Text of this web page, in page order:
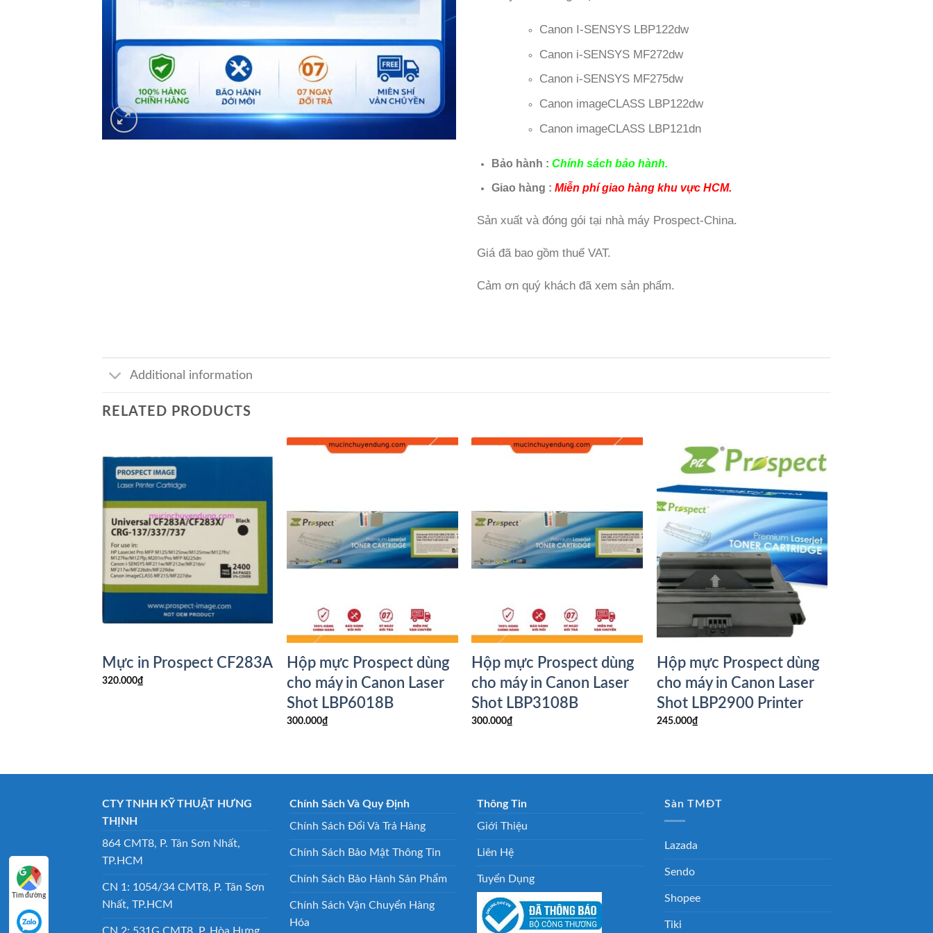
Canon I-SENSYS LBP122dw
Canon i-SENSYS MF272dw
Canon i-SENSYS MF275dw
Canon imageCLASS LBP122dw
Canon imageCLASS LBP121dn
Bảo hành : Chính sách bảo hành.
Giao hàng : Miễn phí giao hàng khu vực HCM.
Sản xuất và đóng gói tại nhà máy Prospect-China.
Giá đã bao gồm thuế VAT.
Cảm ơn quý khách đã xem sản phẩm.
Additional information
RELATED PRODUCTS
Mực in Prospect CF283A
320.000₫
Hộp mực Prospect dùng
cho máy in Canon Laser
Shot LBP6018B
300.000₫
Hộp mực Prospect dùng
cho máy in Canon Laser
Shot LBP3108B
300.000₫
Hộp mực Prospect dùng
cho máy in Canon Laser
Shot LBP2900 Printer
245.000₫
CTY TNHH KỸ THUẬT HƯNG
THỊNH
864 CMT8, P. Tân Sơn Nhất,
TP.HCM
CN 1: 1054/34 CMT8, P. Tân Sơn
Nhất, TP.HCM
CN 2: 531G CMT8, P. Hòa Hưng,
Chính Sách Và Quy Định
Chính Sách Đổi Và Trả Hàng
Chính Sách Bảo Mật Thông Tin
Chính Sách Bảo Hành Sản Phẩm
Chính Sách Vận Chuyển Hàng
Hóa
Thông Tin
Giới Thiệu
Liên Hệ
Tuyển Dụng
Sàn TMĐT
Lazada
Sendo
Shopee
Tiki
Tìm đường